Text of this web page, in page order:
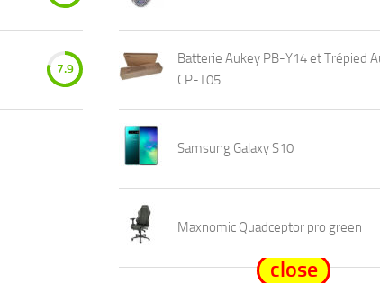
7.9
Batterie Aukey PB-Y14 et Trépied
CP-T05
Samsung Galaxy S10
Maxnomic Quadceptor pro green
close